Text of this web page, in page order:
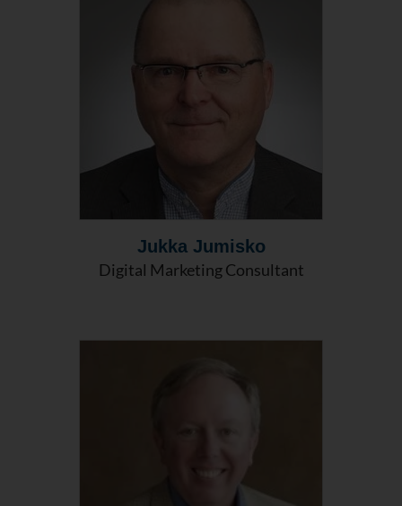
Jukka Jumisko
Digital Marketing Consultant